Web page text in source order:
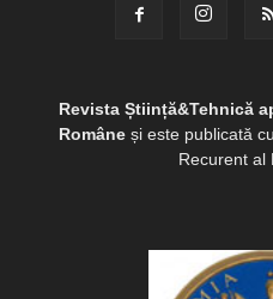
Revista Știință&Tehnică
Româneși este publicată
Recurent al